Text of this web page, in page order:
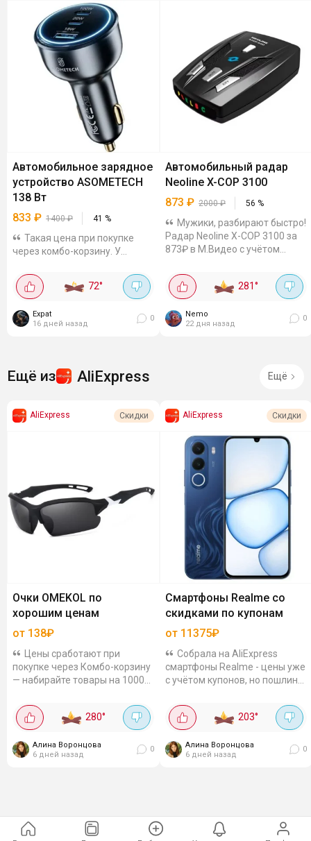
Автомобильное зарядное
устройство ASOMETECH
138 Вт
833 ₽ 1400₽ 41 %
Такая цена при покупке
через комбо-корзину. У
один USB, так что заряжать
можно сразу три гаджета,
навигатор...
72°
Expat
16 дней назад
0
Автомобильный радар
Neoline X-COP 3100
873 ₽ 2000₽ 56 %
Мужики, разбирают быстро!
Радар Neoline X-COP 3100 за
873₽ в М.Видео с учётом
смешная для такой штуки.
Приёмник корейский,
чувствительный: ловит...
281°
Nemo
22 дня назад
0
Ещё из AliExpress Ещё
AliExpress Скидки
Очки OMEKOL по
хорошим ценам
от 138₽
Цены сработают при
покупке через Комбо-корзину
— набирайте товары на 1000₽
магазине OMEKOL.
Двухслойные
противотуманные лыжные
очки — 929₽ ...
280°
Алина Воронцова
6 дней назад
0
AliExpress Скидки
Смартфоны Realme со
скидками по купонам
от 11375₽
Собрала на AliExpress
смартфоны Realme - цены уже
с учётом купонов, но пошлину
и на любой бюджет, и под
любые задачи Realme GT7,
12/256 ГБ -...
203°
Алина Воронцова
6 дней назад
0